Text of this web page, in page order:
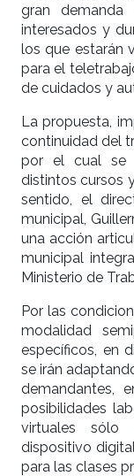
gran
interesados y
los que estarán
para el
de cuidados y
La propuesta,
continuidad del
por el cual se
distintos cursos
sentido, el
municipal,
una acción
municipal
Ministerio de
Por las
modalidad
específicos, en
se irán
demandantes,
posibilidades
virtuales sólo
dispositivo
para las clases